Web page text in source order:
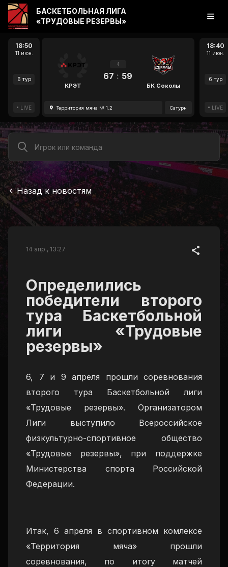
18:50
11 июн.
6 тур
LIVE
КРЭТ
4
67 : 59
БК Соколы
Территория мяча № 1.2 Сатурн
18:40
11 июн.
6 тур
LIVE
БАСКЕТБОЛЬНАЯ ЛИГА
«ТРУДОВЫЕ РЕЗЕРВЫ»
Назад к новостям
14 апр., 13:27
Определились
победители второго
тура Баскетбольной
лиги «Трудовые
резервы»
6, 7 и 9 апреля прошли соревнования
второго тура Баскетбольной лиги
«Трудовые резервы». Организатором
Лиги выступило Всероссийское
физкультурно-спортивное общество
«Трудовые резервы», при поддержке
Министерства спорта Российской
Федерации.
Итак, 6 апреля в спортивном комлексе
«Территория мяча» прошли
соревнования, по итогу матчей